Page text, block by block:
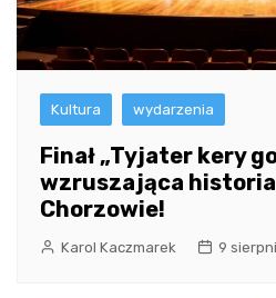
Kultura wydarzenia
Finał „Tyjater kery
wzruszająca
Chorzowie!
Karol Kaczmarek 9